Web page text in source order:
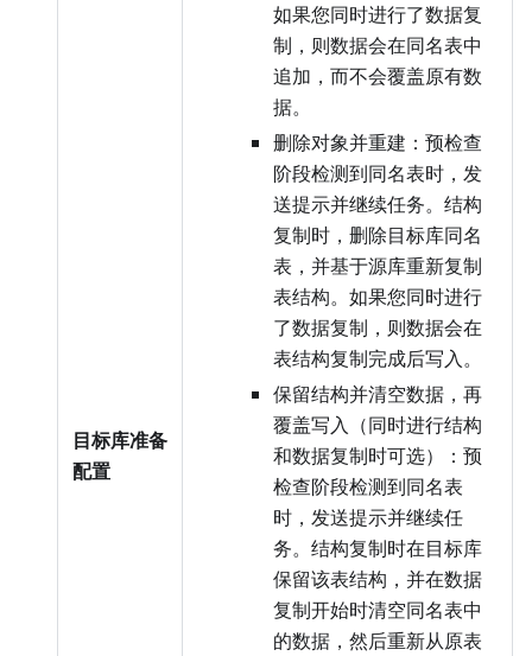
目标库准备
配置
如果您同时进行了数据复
制，则数据会在同名表中
追加，而不会覆盖原有数
据。
删除对象并重建：预检查
阶段检测到同名表时，发
送提示并继续任务。结构
复制时，删除目标库同名
表，并基于源库重新复制
表结构。如果您同时进行
了数据复制，则数据会在
表结构复制完成后写入。
保留结构并清空数据，再
覆盖写入（同时进行结构
和数据复制时可选）：预
检查阶段检测到同名表
时，发送提示并继续任
务。结构复制时在目标库
保留该表结构，并在数据
复制开始时清空同名表中
的数据，然后重新从原表